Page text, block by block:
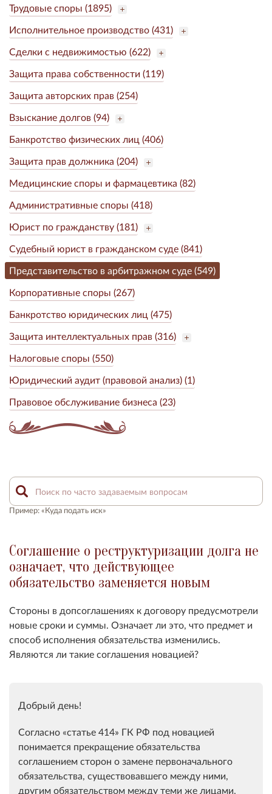
Трудовые споры (1895)
Исполнительное производство (431)
Сделки с недвижимостью (622)
Защита права собственности (119)
Защита авторских прав (254)
Взыскание долгов (94)
Банкротство физических лиц (406)
Защита прав должника (204)
Медицинские споры и фармацевтика (82)
Административные споры (418)
Юрист по гражданству (181)
Судебный юрист в гражданском суде (841)
Представительство в арбитражном суде (549)
Корпоративные споры (267)
Банкротство юридических лиц (475)
Защита интеллектуальных прав (316)
Налоговые споры (550)
Юридический аудит (правовой анализ) (1)
Правовое обслуживание бизнеса (23)
Пример: «Куда подать иск»
Соглашение о реструктуризации долга не
означает, что действующее
обязательство заменяется новым
Стороны в допсоглашениях к договору предусмотрели
новые сроки и суммы. Означает ли это, что предмет и
способ исполнения обязательства изменились.
Являются ли такие соглашения новацией?
Добрый день!
Согласно статье 414
ГК РФ под новацией
понимается прекращение обязательства
соглашением сторон о замене первоначального
обязательства, существовавшего между ними,
другим обязательством между теми же лицами,